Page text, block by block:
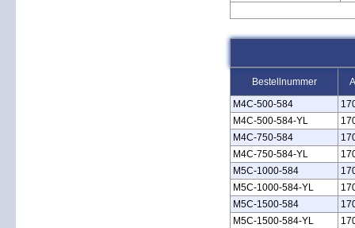
Bestellnummer
M4C‑500‑584
M4C‑500‑584‑YL
M4C‑750‑584
M4C‑750‑584‑YL
M5C‑1000‑584
M5C‑1000‑584‑YL
M5C‑1500‑584
M5C‑1500‑584‑YL